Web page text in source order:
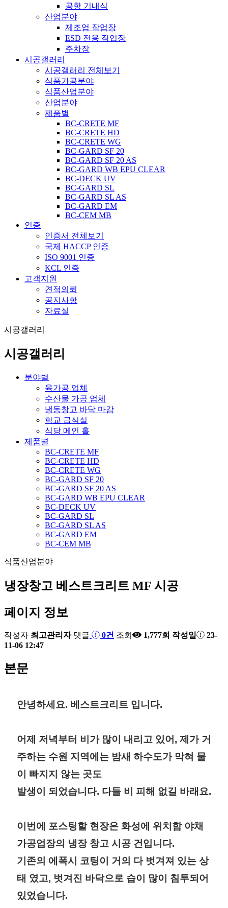
공항 기내식
산업분야
제조업 작업장
ESD 전용 작업장
주차장
시공갤러리
시공갤러리 전체보기
식품가공분야
식품산업분야
산업분야
제품별
BC-CRETE MF
BC-CRETE HD
BC-CRETE WG
BC-GARD SF 20
BC-GARD SF 20 AS
BC-GARD WB EPU CLEAR
BC-DECK UV
BC-GARD SL
BC-GARD SL AS
BC-GARD EM
BC-CEM MB
인증
인증서 전체보기
국제 HACCP 인증
ISO 9001 인증
KCL 인증
고객지원
견적의뢰
공지사항
자료실
시공갤러리
시공갤러리
분야별
육가공 업체
수산물 가공 업체
냉동창고 바닥 마감
학교 급식실
식당 메인 홀
제품별
BC-CRETE MF
BC-CRETE HD
BC-CRETE WG
BC-GARD SF 20
BC-GARD SF 20 AS
BC-GARD WB EPU CLEAR
BC-DECK UV
BC-GARD SL
BC-GARD SL AS
BC-GARD EM
BC-CEM MB
식품산업분야
냉장창고 베스트크리트 MF 시공
페이지 정보
작성자 최고관리자 댓글 0건 조회 1,777회 작성일
23-
11-06 12:47
본문
안녕하세요. 베스트크리트 입니다.
어제 저녁부터 비가 많이 내리고 있어, 제가 거
주하는 수원 지역에는 밤새 하수도가 막혀 물
이 빠지지 않는 곳도
발생이 되었습니다. 다들 비 피해 없길 바래요.
이번에 포스팅할 현장은 화성에 위치함 야채
가공업장의 냉장 창고 시공 건입니다.
기존의 에폭시 코팅이 거의 다 벗겨져 있는 상
태 였고, 벗겨진 바닥으로 습이 많이 침투되어
있었습니다.